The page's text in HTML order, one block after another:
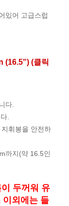
있어 고급스럽
(16.5") (클릭
다.
.
휘봉을 안전하
까지(약 16.5인
두꺼워 유
이외에는 들